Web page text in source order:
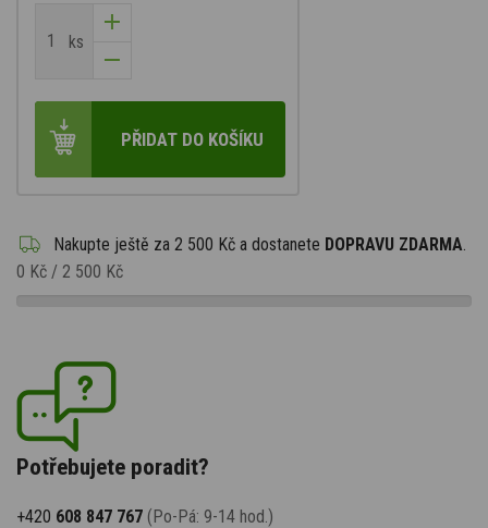
ks
PŘIDAT DO KOŠÍKU
Nakupte ještě za 2 500 Kč a dostanete DOPRAVU ZDARMA
0 Kč / 2 500 Kč
Potřebujete poradit?
+420 608 847 767 (Po-Pá: 9-14 hod.)